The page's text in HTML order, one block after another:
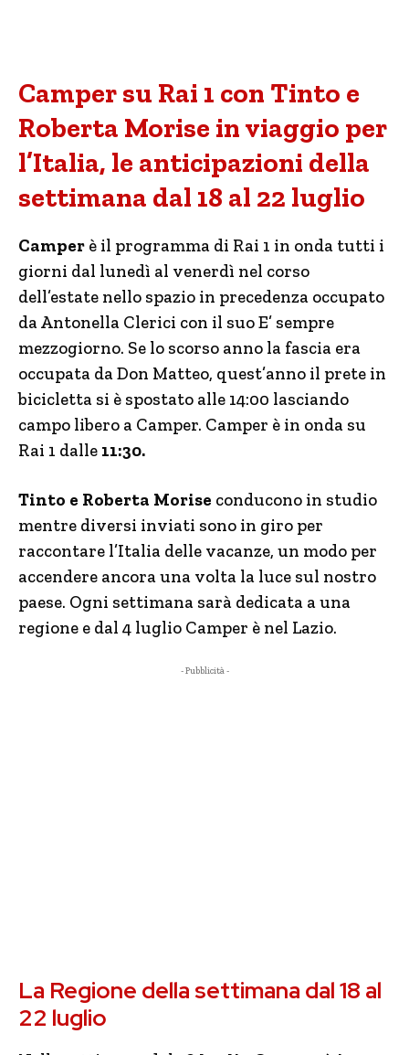
Camper su Rai 1 con Tinto e
Roberta Morise in viaggio per
l’Italia, le anticipazioni della
settimana dal 18 al 22 luglio
Camper è il programma di Rai 1 in onda tutti i
giorni dal lunedì al venerdì nel corso
dell’estate nello spazio in precedenza occupato
da Antonella Clerici con il suo E’ sempre
mezzogiorno. Se lo scorso anno la fascia era
occupata da Don Matteo, quest’anno il prete in
bicicletta si è spostato alle 14:00 lasciando
campo libero a Camper. Camper è in onda su
Rai 1 dalle 11:30.
Tinto e Roberta Morise conducono in studio
mentre diversi inviati sono in giro per
raccontare l’Italia delle vacanze, un modo per
accendere ancora una volta la luce sul nostro
paese. Ogni settimana sarà dedicata a una
regione e dal 4 luglio Camper è nel Lazio.
- Pubblicità -
La Regione della settimana dal 18 al
22 luglio